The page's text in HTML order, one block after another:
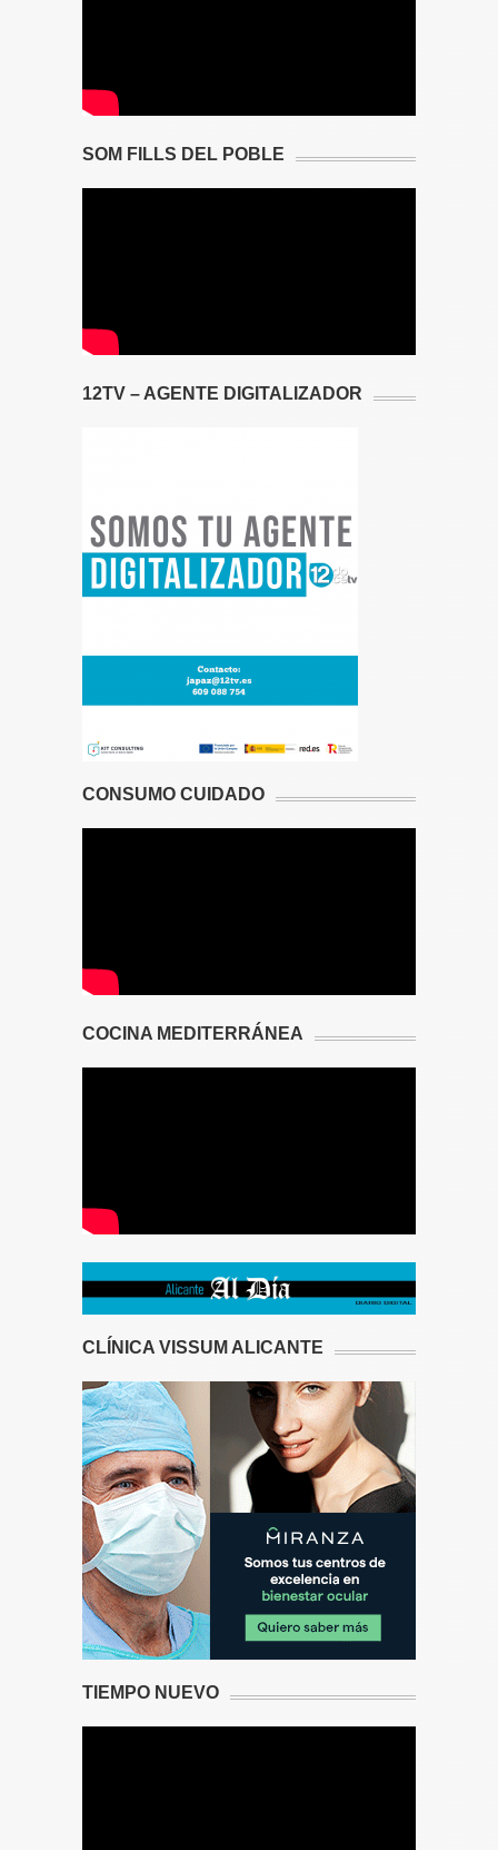
SOM FILLS DEL POBLE
12TV – AGENTE DIGITALIZADOR
CONSUMO CUIDADO
COCINA MEDITERRÁNEA
CLÍNICA VISSUM ALICANTE
TIEMPO NUEVO